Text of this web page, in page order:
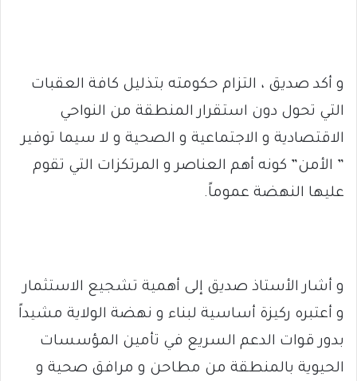
و أكد صديق ، التزام حكومته بتذليل كافة العقبات
التي تحول دون استقرار المنطقة من النواحي
الاقتصادية و الاجتماعية و الصحية و لا سيما توفير
” الأمن” كونه أهم العناصر و المرتكزات التي تقوم
عليها النهضة عموماً.
و أشار الأستاذ صديق إلى أهمية تشجيع الاستثمار
و أعتبره ركيزة أساسية لبناء و نهضة الولاية مشيداً
بدور قوات الدعم السريع في تأمين المؤسسات
الحيوية بالمنطقة من مطاحن و مرافق صحية و